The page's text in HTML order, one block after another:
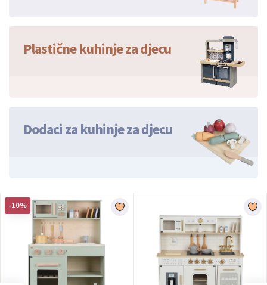
Plastične kuhinje za djecu
Dodaci za kuhinje za djecu
-10%